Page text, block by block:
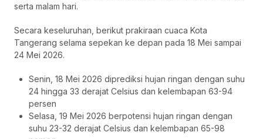
serta malam hari.
Secara keseluruhan, berikut prakiraan cuaca Kota
Tangerang selama sepekan ke depan pada 18 Mei sampai
24 Mei 2026.
Senin, 18 Mei 2026 diprediksi hujan ringan dengan suhu
24 hingga 33 derajat Celsius dan kelembapan 63-94
persen
Selasa, 19 Mei 2026 berpotensi hujan ringan dengan
suhu 23-32 derajat Celsius dan kelembapan 65-98